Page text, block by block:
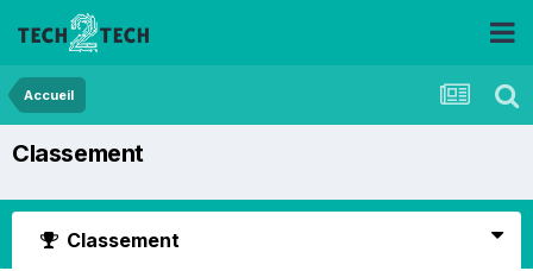
Accueil
Classement
Classement